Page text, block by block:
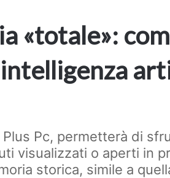
«totale»:
Pc, permetterà di
visualizzati o aperti in
storica, simile a